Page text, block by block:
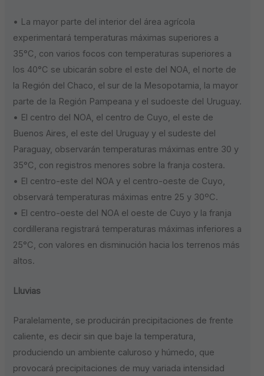
• La mayor parte del interior del área agrícola
experimentará temperaturas máximas superiores a
35°C, con varios focos con temperaturas superiores a
los 40°C se ubicarán sobre el este del NOA, el norte de
la Región del Chaco, el sur de la Mesopotamia, la mayor
parte de la Región Pampeana y el sudoeste del Uruguay.
• El centro del NOA, el centro de Cuyo, el este de
Buenos Aires, el este del Uruguay y el sudeste del
Paraguay, observarán temperaturas máximas entre 30 y
35°C, con registros menores sobre la franja costera.
• El centro-este del NOA y el centro-oeste de Cuyo,
observará temperaturas máximas entre 25 y 30ºC.
• El centro-oeste del NOA el oeste de Cuyo y la franja
cordillerana registrará temperaturas máximas inferiores a
25°C, con valores en disminución hacia los terrenos más
altos.
Lluvias
Paralelamente, se producirán precipitaciones de frente
caliente, es decir sin que baje la temperatura,
produciendo un ambiente caluroso y húmedo, que
provocará precipitaciones de muy variada intensidad